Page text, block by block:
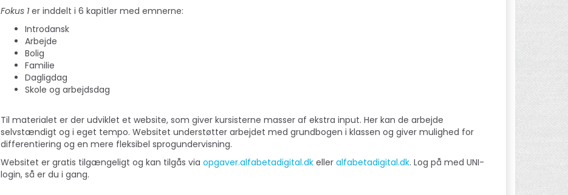
Fokus 1er inddelt i 6 kapitler med emnerne:
Introdansk
Arbejde
Bolig
Familie
Dagligdag
Skole og arbejdsdag
Til materialet er der udviklet et website, som giver kursisterne masser af ekstra input. Her kan de arbejde
selvstændigt og i eget tempo. Websitet understøtter arbejdet med grundbogen i klassen og giver mulighed for
differentiering og en mere fleksibel sprogundervisning.
Websitet er gratis tilgængeligt og kan tilgås via opgaver.alfabetadigital.dkeller alfabetadigital.dk. Log på med UNI-
login, så er du i gang.